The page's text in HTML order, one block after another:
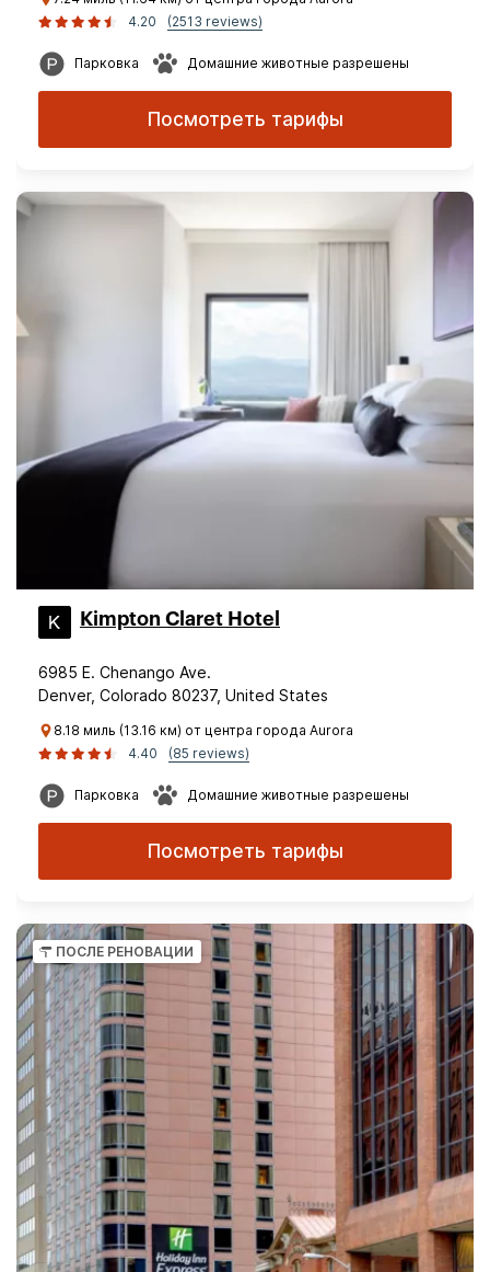
4.20
(2513 reviews)
Парковка Домашние животные разрешены
Посмотреть тарифы
Kimpton Claret Hotel
6985 E. Chenango Ave.
Denver, Colorado 80237, United States
8.18 миль (13.16 км) от центра города Aurora
4.40
(85 reviews)
Парковка Домашние животные разрешены
Посмотреть тарифы
ПОСЛЕ РЕНОВАЦИИ